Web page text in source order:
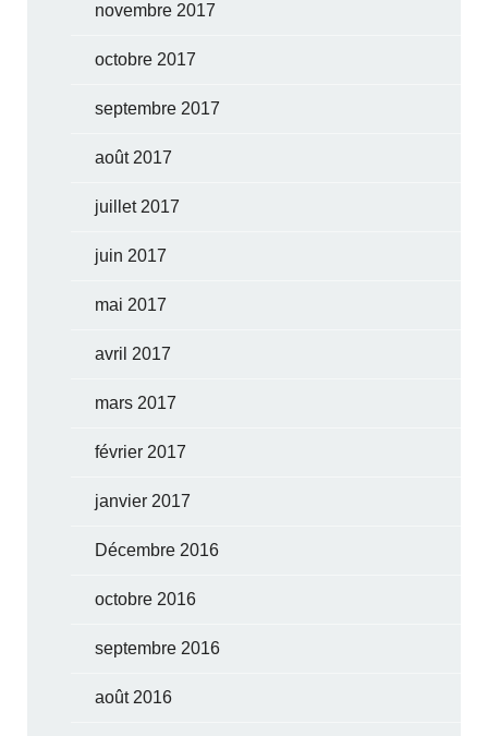
novembre 2017
octobre 2017
septembre 2017
août 2017
juillet 2017
juin 2017
mai 2017
avril 2017
mars 2017
février 2017
janvier 2017
Décembre 2016
octobre 2016
septembre 2016
août 2016